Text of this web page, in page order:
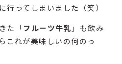
行ってしまいました（笑）
た「フルーツ牛乳 」も飲み
これが美味しいの何のっ